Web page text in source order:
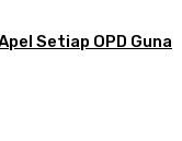
Setiap OPD Guna